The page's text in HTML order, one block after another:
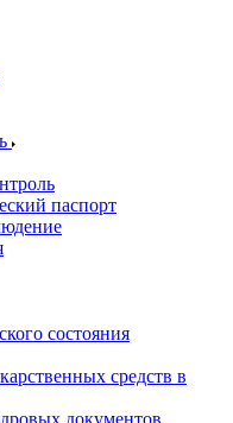
паспорт
состояния
средств в
документов